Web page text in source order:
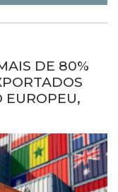
DE 80%
EUROPEU,